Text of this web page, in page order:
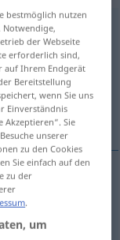
antippen)
bestmöglich nutzen
der Webseite
erforderlich sind,
auf Ihrem Endgerät
Bereitstellung
wenn Sie uns
Einverständnis
Akzeptieren“. Sie
unserer
zu den Cookies
Sie einfach auf den
zu der
.
um